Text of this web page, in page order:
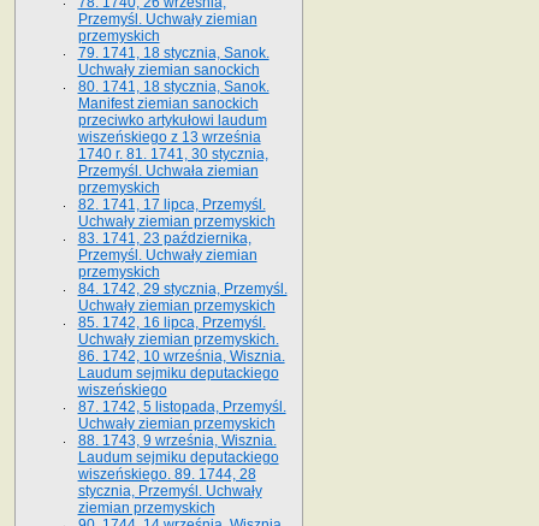
Przemyśl. Uchwały ziemian
przemyskich
79. 1741, 18 stycznia, Sanok.
Uchwały ziemian sanockich
80. 1741, 18 stycznia, Sanok.
Manifest ziemian sanockich
przeciwko artykułowi laudum
wiszeńskiego z 13 wrze­śnia
1740 r. 81. 1741, 30 stycznia,
Przemyśl. Uchwała ziemian
przemyskich
82. 1741, 17 lipca, Przemyśl.
Uchwały ziemian przemyskich
83. 1741, 23 października,
Przemyśl. Uchwały ziemian
przemyskich
84. 1742, 29 stycznia, Przemyśl.
Uchwały ziemian przemyskich
85. 1742, 16 lipca, Przemyśl.
Uchwały ziemian przemyskich.
86. 1742, 10 września, Wisznia.
Laudum sejmiku deputackiego
wiszeńskiego
87. 1742, 5 listopada, Przemyśl.
Uchwały ziemian przemyskich
88. 1743, 9 września, Wisznia.
Laudum sejmiku deputackiego
wiszeńskiego. 89. 1744, 28
stycznia, Przemyśl. Uchwały
ziemian przemyskich